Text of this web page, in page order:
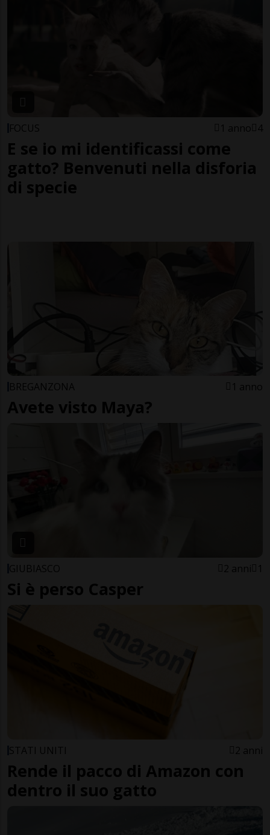
FOCUS 1 anno 4
E se io mi identificassi come
gatto? Benvenuti nella disforia
di specie
BREGANZONA 1 anno
Avete visto Maya?
GIUBIASCO 2 anni 1
Si è perso Casper
STATI UNITI 2 anni
Rende il pacco di Amazon con
dentro il suo gatto